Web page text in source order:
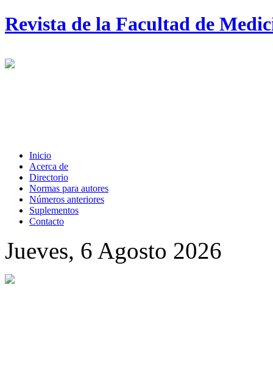
Revista de la Facultad de
Inicio
Acerca de
Directorio
Normas para autores
Números anteriores
Suplementos
Contacto
Jueves, 6 Agosto 2026